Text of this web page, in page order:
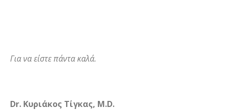
Για να είστε πάντα καλά.
Dr. Κυριάκος Τίγκας, M.D.